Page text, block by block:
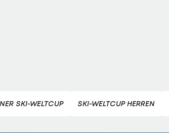
SKI-WELTCUP SKI-WELTCUP HERREN